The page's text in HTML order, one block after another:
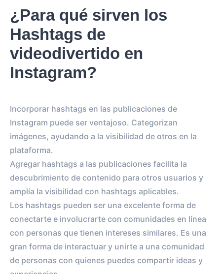
¿Para qué sirven los
Hashtags de
videodivertido en
Instagram?
Incorporar hashtags en las publicaciones de
Instagram puede ser ventajoso. Categorizan
imágenes, ayudando a la visibilidad de otros en la
plataforma.
Agregar hashtags a las publicaciones facilita la
descubrimiento de contenido para otros usuarios y
amplía la visibilidad con hashtags aplicables.
Los hashtags pueden ser una excelente forma de
conectarte e involucrarte con comunidades en línea
con personas que tienen intereses similares. Es una
gran forma de interactuar y unirte a una comunidad
de personas con quienes puedes compartir ideas y